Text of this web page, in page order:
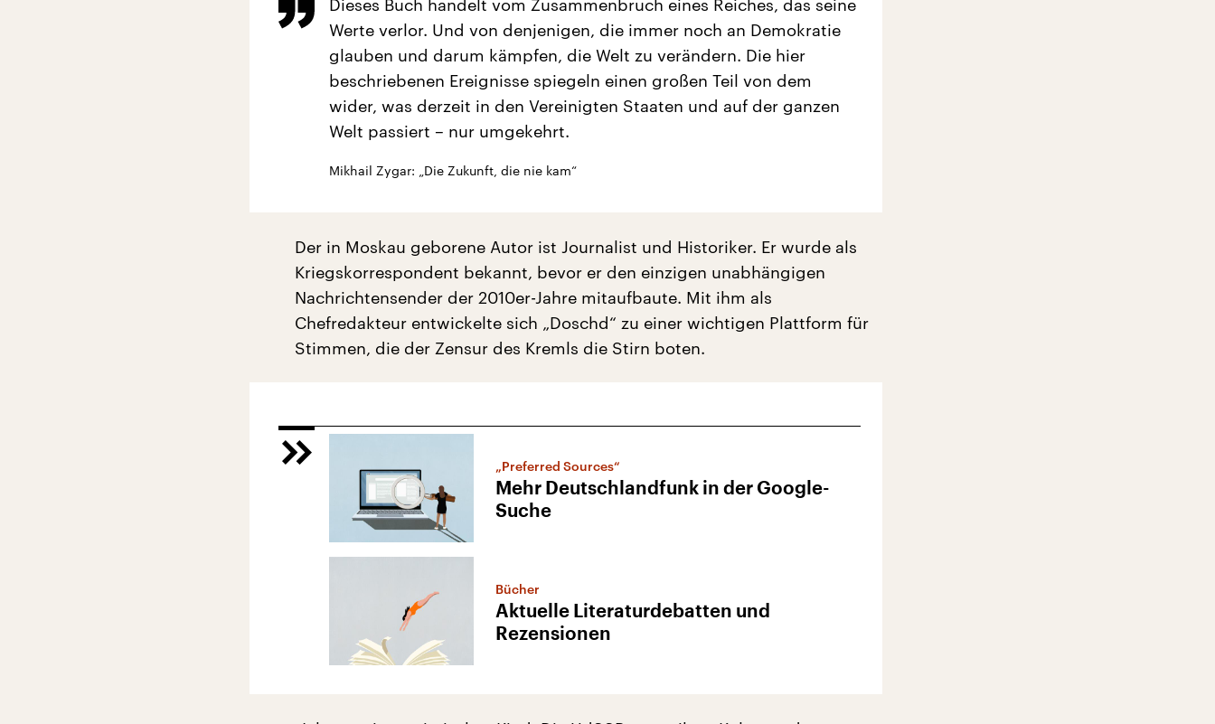
Dieses Buch handelt vom Zusammenbruch eines Reiches, das seine
Werte verlor. Und von denjenigen, die immer noch an Demokratie
glauben und darum kämpfen, die Welt zu verändern. Die hier
beschriebenen Ereignisse spiegeln einen großen Teil von dem
wider, was derzeit in den Vereinigten Staaten und auf der ganzen
Welt passiert – nur umgekehrt.
Mikhail Zygar: „Die Zukunft, die nie kam“
Der in Moskau geborene Autor ist Journalist und Historiker. Er wurde als
Kriegskorrespondent bekannt, bevor er den einzigen unabhängigen
Nachrichtensender der 2010er-Jahre mitaufbaute. Mit ihm als
Chefredakteur entwickelte sich „Doschd“ zu einer wichtigen Plattform für
Stimmen, die der Zensur des Kremls die Stirn boten.
„Preferred Sources“
Mehr Deutschlandfunk in der Google-
Suche
Bücher
Aktuelle Literaturdebatten und
Rezensionen